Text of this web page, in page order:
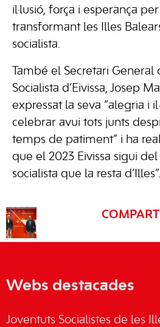
il·lusió, força i esperança
transformant les Illes
socialista.
També el Secretari
Socialista d’Eivissa, Josep
expressat la seva “alegria i
celebrar avui tots junts
temps de patiment” i ha
que el 2023 Eivissa sigui
socialista que la resta d’Illes”.
Webs destacades
Joventuts Socialistes de les